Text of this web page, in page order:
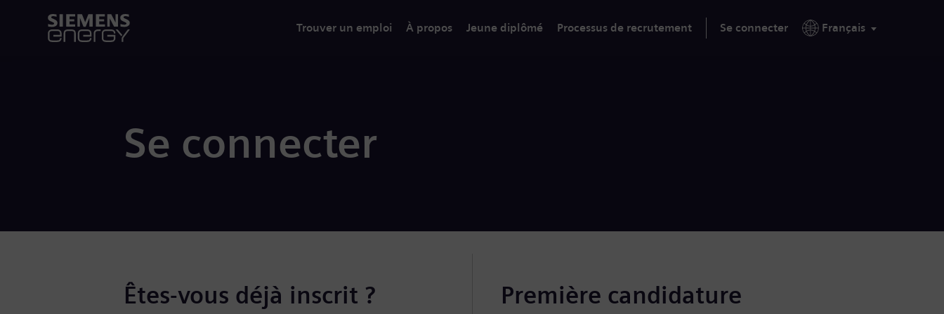
Trouver un emploi À propos Jeune diplômé Processus de recrutement Se connecter Français
Se connecter
Êtes-vous déjà inscrit ? Première candidature